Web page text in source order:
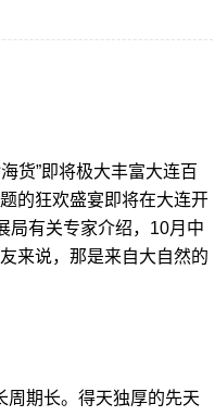
货”即将极大丰富大连百
的狂欢盛宴即将在大连开
局有关专家介绍，10月中
来说，那是来自大自然的
期长。得天独厚的先天